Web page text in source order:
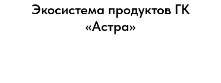
Экосистема продуктов ГК
«Астра»